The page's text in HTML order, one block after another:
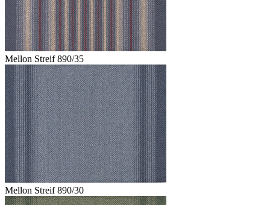
Mellon Streif 890/35
Mellon Streif 890/30